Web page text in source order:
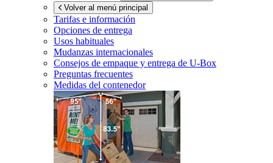
Volver al menú principal
Tarifas e información
Opciones de entrega
Usos habituales
Mudanzas internacionales
Consejos de empaque y entrega de U-Box
Preguntas frecuentes
Medidas del contenedor